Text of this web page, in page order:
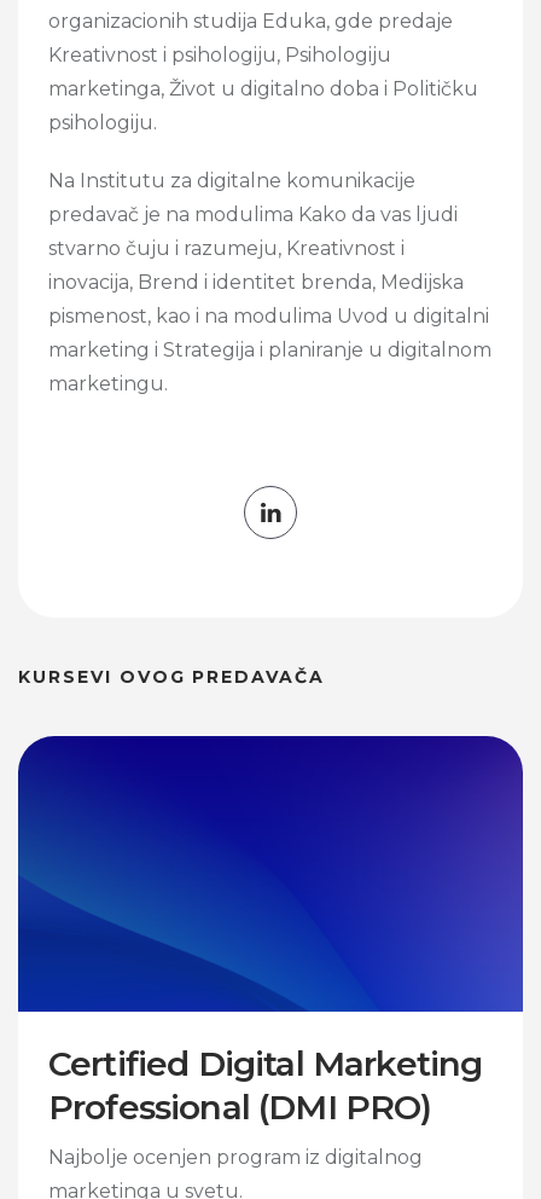
organizacionih studija Eduka, gde predaje
Kreativnost i psihologiju, Psihologiju
marketinga, Život u digitalno doba i Političku
psihologiju.
Na Institutu za digitalne komunikacije
predavač je na modulima Kako da vas ljudi
stvarno čuju i razumeju, Kreativnost i
inovacija, Brend i identitet brenda, Medijska
pismenost, kao i na modulima Uvod u digitalni
marketing i Strategija i planiranje u digitalnom
marketingu.
KURSEVI OVOG PREDAVAČA
Certified Digital Marketing
Professional (DMI PRO)
Najbolje ocenjen program iz digitalnog
marketinga u svetu.